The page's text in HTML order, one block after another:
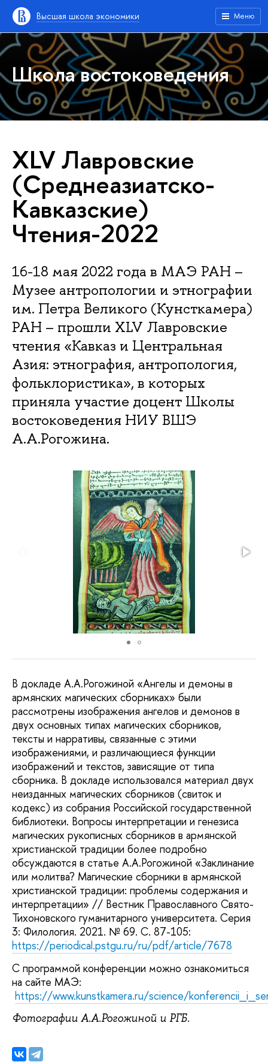
Высшая школа экономики Меню
Школа востоковедения
XLV Лавровские
(Среднеазиатско-
Кавказские)
Чтения-2022
16-18 мая 2022 года в МАЭ РАН –
Музее антропологии и этнографии
им. Петра Великого (Кунсткамера)
РАН – прошли XLV Лавровские
чтения «Кавказ и Центральная
Азия: этнография, антропология,
фольклористика», в которых
приняла участие доцент Школы
востоковедения НИУ ВШЭ
А.А.Рогожина.
В докладе А.А.Рогожиной «Ангелы и демоны в
армянских магических сборниках» были
рассмотрены изображения ангелов и демонов в
двух основных типах магических сборников,
тексты и нарративы, связанные с этими
изображениями, и различающиеся функции
изображений и текстов, зависящие от типа
сборника. В докладе использовался материал двух
неизданных магических сборников (свиток и
кодекс) из собрания Российской государственной
библиотеки. Вопросы интерпретации и генезиса
магических рукописных сборников в армянской
христианской традиции более подробно
обсуждаются в статье А.А.Рогожиной «Заклинание
или молитва? Магические сборники в армянской
христианской традиции: проблемы содержания и
интерпретации» // Вестник Православного Свято-
Тихоновского гуманитарного университета. Серия
3: Филология. 2021. № 69. С. 87-105:
https://periodical.pstgu.ru/ru/pdf/article/7678
С программой конференции можно ознакомиться
на сайте МАЭ:
https://www.kunstkamera.ru/science/
Фотографии А.А.Рогожиной и РГБ.